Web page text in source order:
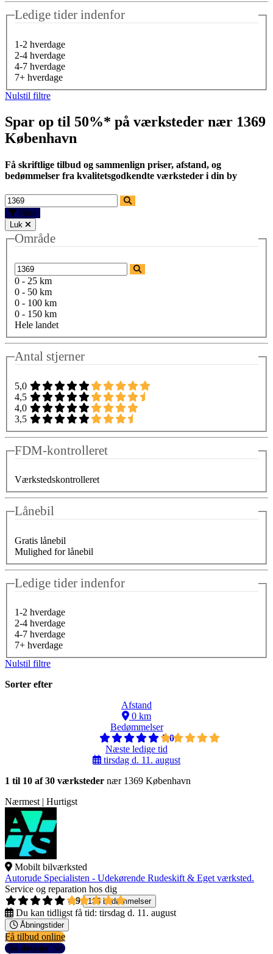
Ledige tider indenfor
1-2 hverdage
2-4 hverdage
4-7 hverdage
7+ hverdage
Nulstil filtre
Spar op til 50%* på værksteder nær 1369
København
Få skriftlige tilbud og sammenlign priser, afstand, og
bedømmelser fra kvalitetsgodkendte værksteder i din by
Filtre
Luk
Område
0 - 25 km
0 - 50 km
0 - 100 km
0 - 150 km
Hele landet
Antal stjerner
5,0
4,5
4,0
3,5
FDM-kontrolleret
Værkstedskontrolleret
Lånebil
Gratis lånebil
Mulighed for lånebil
Ledige tider indenfor
1-2 hverdage
2-4 hverdage
4-7 hverdage
7+ hverdage
Nulstil filtre
Sorter efter
Afstand
0 km
Bedømmelser
5,0
Næste ledige tid
tirsdag d. 11. august
1 til 10 af 30 værksteder nær 1369 København
Nærmest | Hurtigst
Mobilt bilværksted
Autorude Specialisten - Udekørende Rudeskift & Eget værksted.
Service og reparation hos dig
4,9
135 bedømmelser
Du kan tidligst få tid: tirsdag d. 11. august
Åbningstider
Få tilbud online
Se detaljer